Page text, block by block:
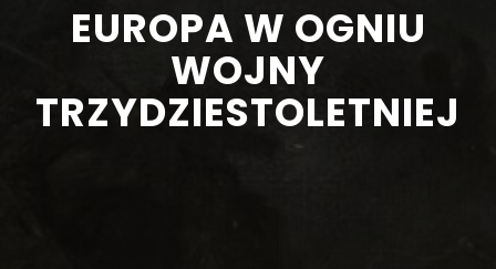
EUROPA W OGNIU
WOJNY
TRZYDZIESTOLETNIEJ